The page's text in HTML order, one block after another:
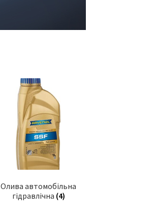
Олива автомобільна
гідравлічна (4)